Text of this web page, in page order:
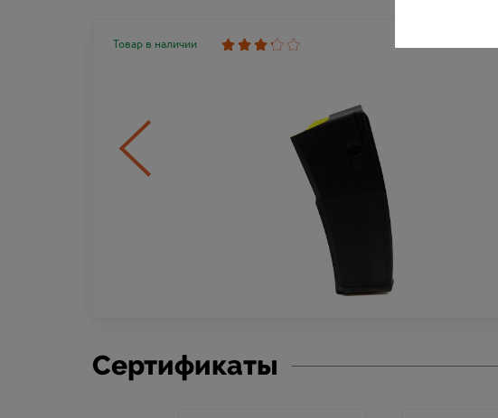
Товар в наличии
Сертификаты